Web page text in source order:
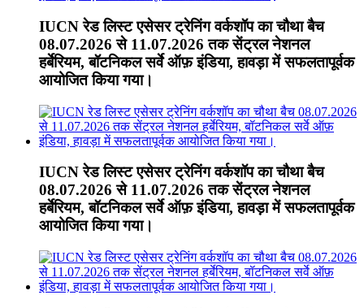
IUCN रेड लिस्ट एसेसर ट्रेनिंग वर्कशॉप का चौथा बैच
08.07.2026 से 11.07.2026 तक सेंट्रल नेशनल
हर्बेरियम, बॉटनिकल सर्वे ऑफ़ इंडिया, हावड़ा में सफलतापूर्वक
आयोजित किया गया।
IUCN रेड लिस्ट एसेसर ट्रेनिंग वर्कशॉप का चौथा बैच
08.07.2026 से 11.07.2026 तक सेंट्रल नेशनल
हर्बेरियम, बॉटनिकल सर्वे ऑफ़ इंडिया, हावड़ा में सफलतापूर्वक
आयोजित किया गया।